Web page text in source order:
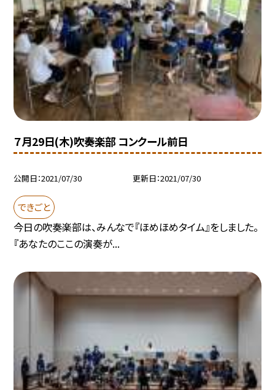
７月29日(木)吹奏楽部 コンクール前日
公開日 2021/07/30 更新日 2021/07/30
できごと
今日の吹奏楽部は、みんなで『ほめほめタイム』をしました。
『あなたのここの演奏が...